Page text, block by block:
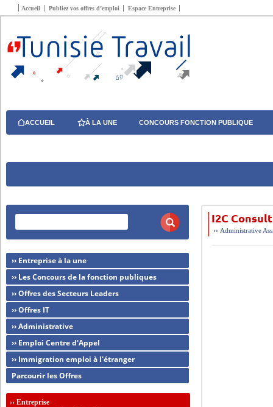
Accueil Publiez vos offres d’emploi Espace Entreprise
ACCUEIL À LA UNE CONCOURS FONCTION PUBLIQUE
I2C
›› Administrative
›› Entreprise à la une
›› Les Concours de la fonction publiques
›› Offres des Secteurs Leaders
›› Offres IT
›› Administrative
›› Emploi Centre d'Appel
›› Immigration emploi à l'étranger
Parcourir les Offres
››Entreprise